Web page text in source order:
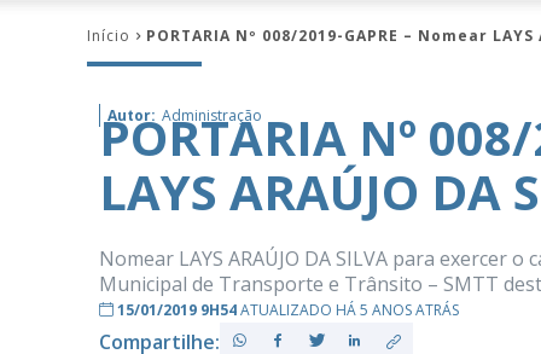
Mamanguape
–
Início PORTARIA Nº 008/2019-GAPRE – Nomear LAYS
Autor: Administração
PORTARIA Nº
LAYS ARAÚJO DA
Nomear LAYS ARAÚJO DA SILVA para exercer
Municipal de Transporte e Trânsito – SMTT
15/01/2019 9H54ATUALIZADO HÁ 5 ANOS ATRÁS
Compartilhe: